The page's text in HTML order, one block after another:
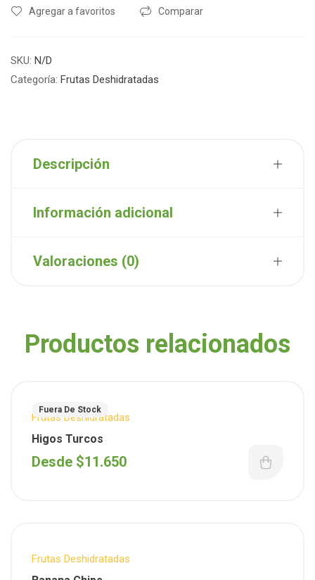
Agregar a favoritos Comparar
SKU: N/D
Categoría: Frutas Deshidratadas
Descripción
Información adicional
Valoraciones (0)
Productos relacionados
Fuera De Stock
Frutas Deshidratadas
Higos Turcos
Desde $11.650
Frutas Deshidratadas